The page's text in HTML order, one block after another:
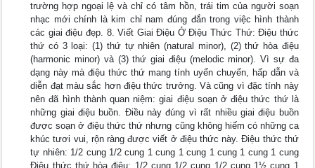
trường hợp ngoại lệ và chỉ có tâm hồn, trái tim của người soạn
nhạc mới chính là kim chỉ nam đúng đắn trong việc hình thành
các giai điệu đẹp. 8. Viết Giai Điệu Ở Điệu Thức Thứ: Điệu thức
thứ có 3 loại: (1) thứ tự nhiên (natural minor), (2) thứ hòa điệu
(harmonic minor) và (3) thứ giai điệu (melodic minor). Vì sự đa
dạng này mà điệu thức thứ mang tính uyển chuyển, hấp dẫn và
diễn đạt màu sắc hơn điệu thức trưởng. Và cũng vì đặc tính này
nên đã hình thành quan niệm: giai điệu soạn ở điệu thức thứ là
những giai điệu buồn. Điều này đúng vì rất nhiều giai điệu buồn
được soạn ở điệu thức thứ nhưng cũng không hiếm có những ca
khúc tươi vui, rộn ràng được viết ở điệu thức này. Điệu thức thứ
tự nhiên: 1/2 cung 1/2 cung 1 cung 1 cung 1 cung 1 cung 1 cung
Điệu thức thứ hòa điệu: 1/2 cung 1/2 cung 1/2 cung 1½ cung 1